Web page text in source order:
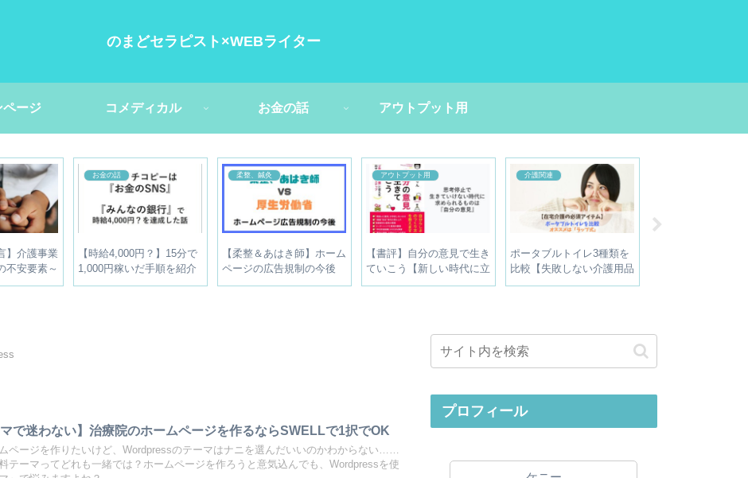
のまどセラピスト×WEBライター
ページ コメディカル お金の話 アウトプット用
】介護事業
不安要素～
限界】
お金の話
【時給4,000円？】15分で
1,000円稼いだ手順を紹介
【セミナーの交通費に】
柔整、鍼灸
【柔整＆あはき師】ホーム
ページの広告規制の今後
は？【口コミはNGです】
アウトプット用
【書評】自分の意見で生き
ていこう【新しい時代に立
ち向かうための1冊】
介護関連
ポータブルトイレ3種類を
比較【失敗しない介護用品
選び】
マで迷わない】治療院のホームページを作るならSWELLで1択でOK
ページを作りたいけど、Wordpressのテーマはナニを選んだいいのかわからない……
テーマってどれも一緒では？ホームページを作ろうと意気込んでも、Wordpressを使
プロフィール